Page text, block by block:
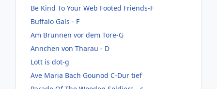
Be Kind To Your Web Footed Friends-F
Buffalo Gals - F
Am Brunnen vor dem Tore-G
Ännchen von Tharau - D
Lott is dot-g
Ave Maria Bach Gounod C-Dur tief